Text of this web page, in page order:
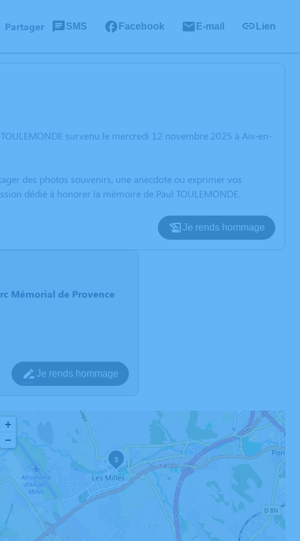
Partager SMS Facebook E-mail Lien
survenu le mercredi 12 novembre 2025 à Aix-en-
des photos souvenirs, une anecdote ou exprimer vos
dédié à honorer la mémoire de Paul TOULEMONDE.
Je rends hommage
Mémorial de Provence
Je rends hommage
3
+
−